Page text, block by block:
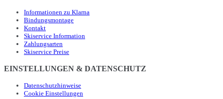
Informationen zu Klarna
Bindungsmontage
Kontakt
Skiservice Information
Zahlungsarten
Skiservice Preise
EINSTELLUNGEN & DATENSCHUTZ
Datenschutzhinweise
Cookie Einstellungen